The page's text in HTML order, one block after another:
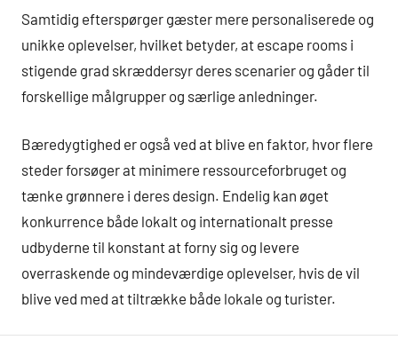
Samtidig efterspørger gæster mere personaliserede og
unikke oplevelser, hvilket betyder, at escape rooms i
stigende grad skræddersyr deres scenarier og gåder til
forskellige målgrupper og særlige anledninger.
Bæredygtighed er også ved at blive en faktor, hvor flere
steder forsøger at minimere ressourceforbruget og
tænke grønnere i deres design. Endelig kan øget
konkurrence både lokalt og internationalt presse
udbyderne til konstant at forny sig og levere
overraskende og mindeværdige oplevelser, hvis de vil
blive ved med at tiltrække både lokale og turister.